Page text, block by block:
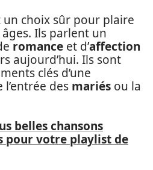
un choix sûr pour plaire
Ils parlent un
romance et d’affection
aujourd’hui. Ils sont
clés d’une
l’entrée des mariés ou la
belles chansons
pour votre playlist de